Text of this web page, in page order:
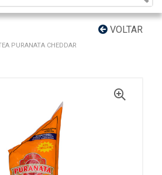
VOLTAR
PURANATA CHEDDAR